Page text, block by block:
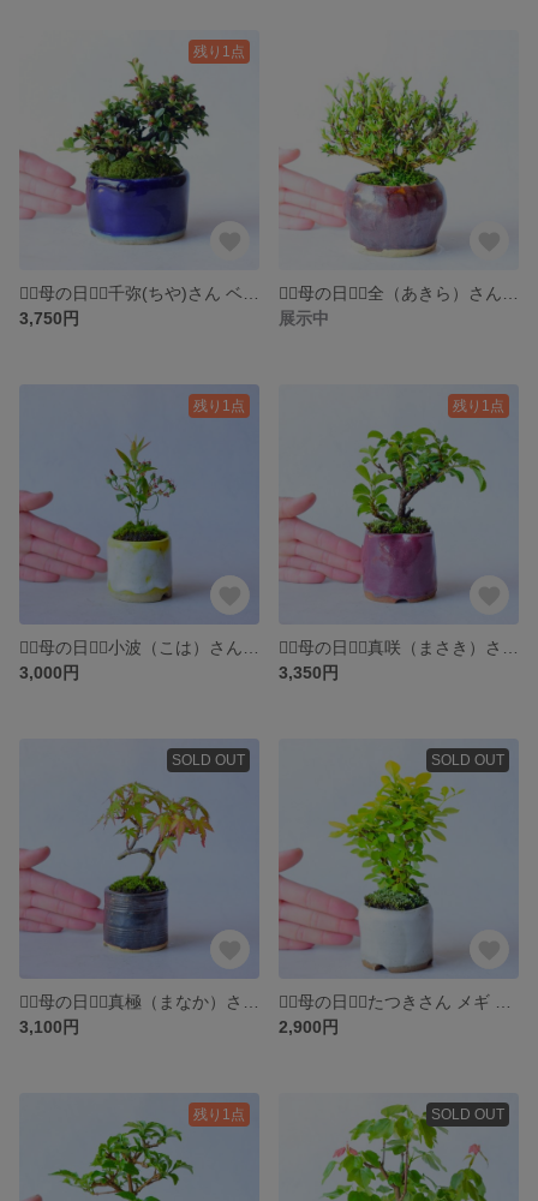
残り1点
3,750円
展示中
残り1点
3,000円
残り1点
3,350円
SOLD OUT
3,100円
SOLD OUT
2,900円
残り1点 SOLD OUT